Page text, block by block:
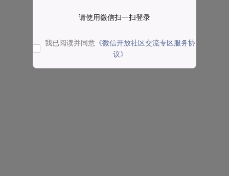
请使用微信扫一扫登录
我已阅读并同意 《微信开放社区交流专区服务协
议》